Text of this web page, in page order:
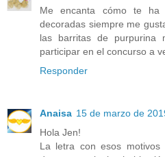
Me encanta cómo te ha
decoradas siempre me
las barritas de purpurina
participar en el concurso a
Responder
Anaisa 15 de marzo de
Hola Jen!
La letra con esos motivos